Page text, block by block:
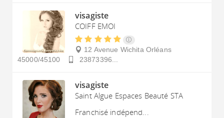
visagiste
COIFF EMOI
12 Avenue Wichita Orléans
45000/45100
23873396...
visagiste
Saint Algue Espaces Beauté STA
Franchisé indépend...